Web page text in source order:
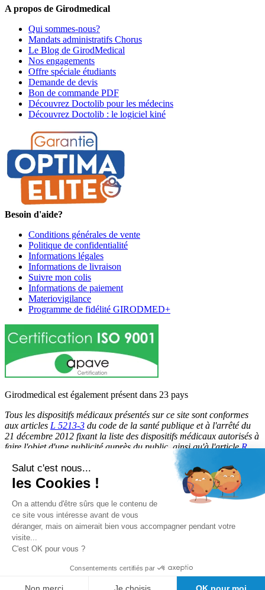
A propos de Girodmedical
Qui sommes-nous?
Mandats administratifs Chorus
Le Blog de GirodMedical
Nos engagements
Offre spéciale étudiants
Demande de devis
Bon de commande PDF
Découvrez Doctolib pour les médecins
Découvrez Doctolib : le logiciel kiné
Besoin d'aide?
Conditions générales de vente
Politique de confidentialité
Informations légales
Informations de livraison
Suivre mon colis
Informations de paiement
Materiovigilance
Programme de fidélité GIRODMED+
Girodmedical est également présent dans 23 pays
Tous les dispositifs médicaux présentés sur ce site sont conformes
aux articles L 5213-3 du code de la santé publique et à l'arrêté du
21 décembre 2012 fixant la liste des dispositifs médicaux autorisés à
faire l'objet d'une publicité auprès du public, ainsi qu'à l'articleR
du code de la santé publique. Par conséquent, ils peuvent
être légalement promus et rendus accessibles au public.
© 2026 Girodmedical. Tous droits réservés.
Paiement 100 % sécurisé !
Contrôle Anti-Fraude, Certificat SSL
Salut c'est nous...
les Cookies !
On a attendu d'être sûrs que le contenu de
ce site vous intéresse avant de vous
déranger, mais on aimerait bien vous accompagner pendant votre
visite...
C'est OK pour vous ?
Consentements certifiés par